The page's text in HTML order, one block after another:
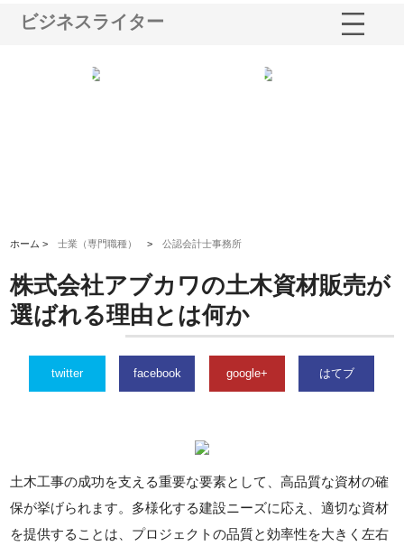
ビジネスライター
ホーム >士業（専門職種） >公認会計士事務所
株式会社アブカワの土木資材販売が
選ばれる理由とは何か
twitter facebook google+ はてブ
土木工事の成功を支える重要な要素として、高品質な資材の確
保が挙げられます。多様化する建設ニーズに応え、適切な資材
を提供することは、プロジェクトの品質と効率性を大きく左右